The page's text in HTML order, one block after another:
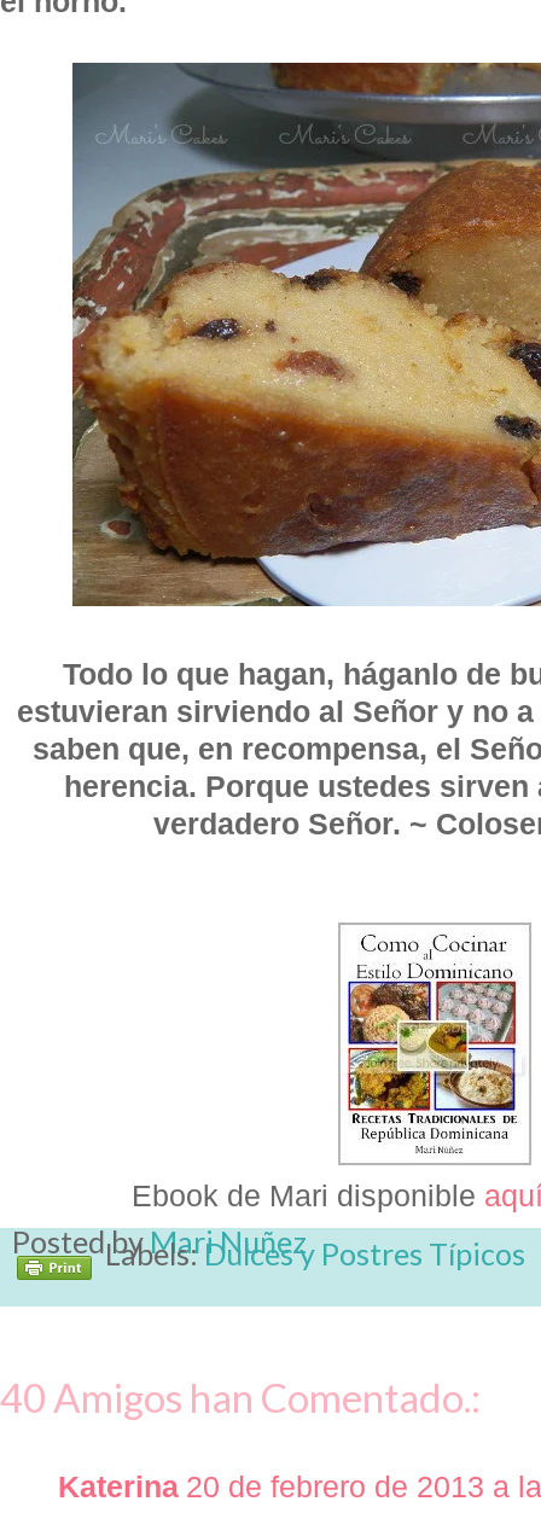
Todo lo que hagan, háganlo de
estuvieran sirviendo al Señor y no
saben que, en recompensa, el
herencia. Porque ustedes sirven
verdadero Señor. ~
Ebook de Mari disponible
Posted byMari Nuñez
Labels:Dulces y Postres Típicos
40 Amigos han Comentado.:
Katerina 20 de febrero de 2013 a